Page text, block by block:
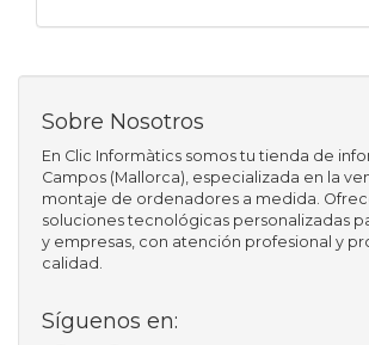
Sobre Nosotros
En Clic Informàtics somos tu tienda de
Campos (Mallorca), especializada en la
montaje de ordenadores a medida.
soluciones tecnológicas personalizadas
y empresas, con atención profesional y
calidad.
Síguenos en: